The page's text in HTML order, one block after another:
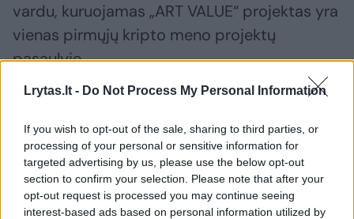
Lrytas.lt - Do Not Process My Personal Information
If you wish to opt-out of the sale, sharing to third parties, or
processing of your personal or sensitive information for
targeted advertising by us, please use the below opt-out
section to confirm your selection. Please note that after your
opt-out request is processed you may continue seeing
interest-based ads based on personal information utilized by
vardu, kuruojamas „ART VALUE“ projektas yra
vienas pirmųjų kripto meno projektų
pasaulyje.
Komentuoti po šiuo straipsniu